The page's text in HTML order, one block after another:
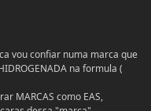
vou confiar numa marca que
na formula (
MARCAS como EAS,